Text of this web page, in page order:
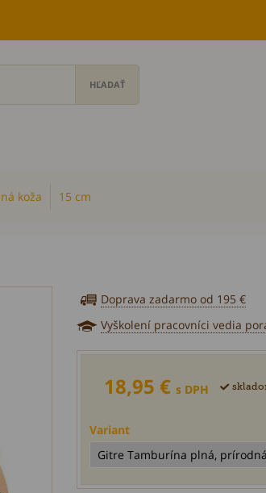
koža 15 cm
Doprava zadarmo od 195 €
Vyškolení pracovníci vedia
18,95 € s DPH
Variant